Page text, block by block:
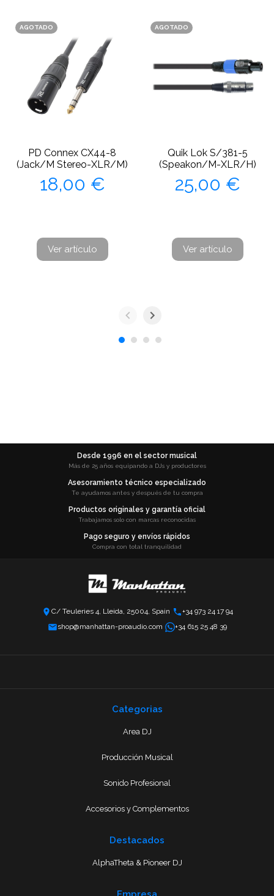
AGOTADO
PD Connex CX44-8
(Jack/M Stereo-XLR/M)
Precio
18,00 €
Ver artículo
AGOTADO
Quik Lok S/381-5
(Speakon/M-XLR/H)
Precio
25,00 €
Ver artículo
Desde 1996 en el sector musical
Más de 25 años equipando a DJs y productores
Asesoramiento técnico especializado
Te ayudamos antes y después de tu compra
Productos originales y garantía oficial
Trabajamos solo con marcas reconocidas
Pago seguro y envíos rápidos
Compra con total tranquilidad
C/ Teuleries 4, Lleida, 25004, Spain
+34 973 24 17 94
shop@manhattan-proaudio.com
+34 615 25 48 39
Categorias
Area DJ
Producción Musical
Sonido Profesional
Accesorios y Complementos
Destacados
AlphaTheta & Pioneer DJ